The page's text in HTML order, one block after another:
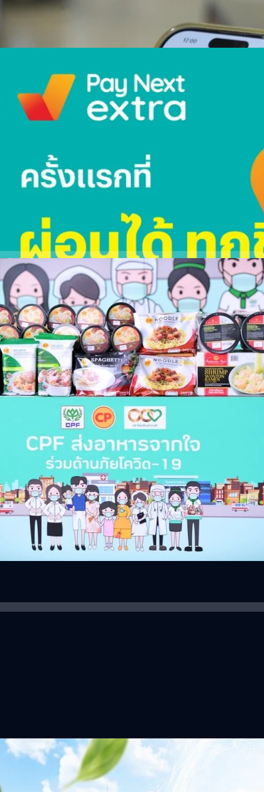
งปรากฏการณ์ผ่อนได้ทั้งห้าง ผ่อนสินค้าทุกชิ้น ทั้งห้าง
กส์เพย์เมนท์และผู้ให้บริการทางการเงินชั้นนำในภูมิภาคเอเชียตะวันออก
จะเป็น โปรฯ ผ่อนชำระสินค้า 0% ยกห้าง ผ่านบริการ เพย์ เน็กซ์ เอ็กซ์ตร้า
ช้ ผ่อนสบาย1 พร้อมรับเครดิตเงินคืน2 และโลตัสคอยน์เพิ่มเป็น 2 เท่า3 เมื่อ
1 มีนาคม - 31 ธันวาคม 2566
.เสนีย์ฯ รพ.ศิริราช กองทัพเรือ และ CPF ร่วม “มอบ
นอิ่ม เพื่อประชาชน”
นิธิ ม.ร.ว.เสนีย์ ปราโมช คณะแพทยศาสตร์ศิริราชพยาบาล มหาวิทยาลัย
โภคภัณฑ์อาหาร จำกัด (มหาชน) และภาคีเครือข่าย ผนึกกำลังร่วม
สุวรรณารามวิทยาคม เขตบางกอกน้อย เพื่อช่วยควบคุมการแพร่ระบาดโค
าร่วมสนับสนุนข้าวกล่องพร้อมรับประทาน เครื่องดื่มเพื่อสุขภาพ และขนม
งการ “CPF ส่งอาหารจากใจ ร่วมต้านภัยโควิด-19"
เปิดเวทีใหญ่ SUSTAIN CITY: THE GREEN
งปรับตัวสู่เศรษฐกิจสีเขียวอย่างยั่งยืน